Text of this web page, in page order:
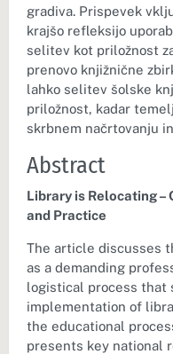
gradiva. Prispevek
krajšo refleksijo
selitev kot priložnost
prenovo knjižnične
lahko selitev šolske
priložnost, kadar
skrbnem načrtovanju
Abstract
Library is Relocating –
and Practice
The article discusses
as a demanding
logistical process
implementation of
the educational
presents key national